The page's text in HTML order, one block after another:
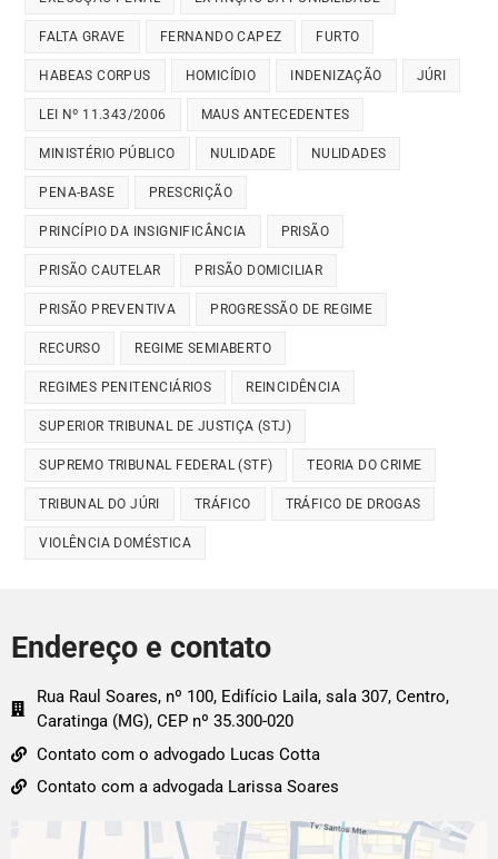
FALTA GRAVE FERNANDO CAPEZ FURTO
HABEAS CORPUS HOMICÍDIO INDENIZAÇÃO JÚRI
LEI Nº 11.343/2006 MAUS ANTECEDENTES
MINISTÉRIO PÚBLICO NULIDADE NULIDADES
PENA-BASE PRESCRIÇÃO
PRINCÍPIO DA INSIGNIFICÂNCIA PRISÃO
PRISÃO CAUTELAR PRISÃO DOMICILIAR
PRISÃO PREVENTIVA PROGRESSÃO DE REGIME
RECURSO REGIME SEMIABERTO
REGIMES PENITENCIÁRIOS REINCIDÊNCIA
SUPERIOR TRIBUNAL DE JUSTIÇA (STJ)
SUPREMO TRIBUNAL FEDERAL (STF) TEORIA DO CRIME
TRIBUNAL DO JÚRI TRÁFICO TRÁFICO DE DROGAS
VIOLÊNCIA DOMÉSTICA
Endereço e contato
Rua Raul Soares, nº 100, Edifício Laila, sala 307, Centro,
Caratinga (MG), CEP nº 35.300-020
Contato com o advogado Lucas Cotta
Contato com a advogada Larissa Soares